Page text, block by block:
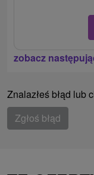
zobacz
Znalazłeś błąd lub
Zgłoś błąd